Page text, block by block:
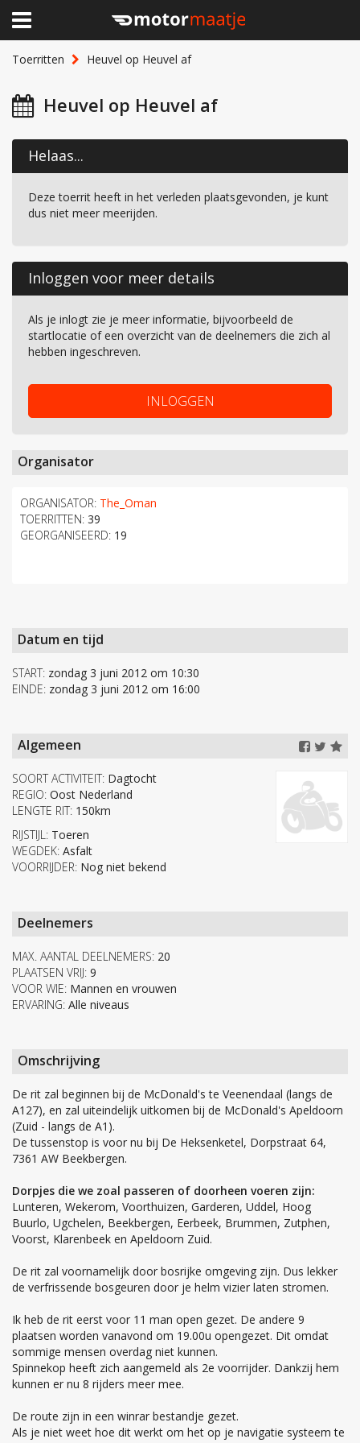
Toerritten Heuvel op Heuvel af
Heuvel op Heuvel af
Helaas...
Deze toerrit heeft in het verleden plaatsgevonden, je kunt
dus niet meer meerijden.
Inloggen voor meer details
Als je inlogt zie je meer informatie, bijvoorbeeld de
startlocatie of een overzicht van de deelnemers die zich al
hebben ingeschreven.
INLOGGEN
Organisator
ORGANISATOR: The_Oman
TOERRITTEN: 39
GEORGANISEERD: 19
Datum en tijd
START: zondag 3 juni 2012 om 10:30
EINDE: zondag 3 juni 2012 om 16:00
Algemeen
SOORT ACTIVITEIT: Dagtocht
REGIO: Oost Nederland
LENGTE RIT: 150km
RIJSTIJL: Toeren
WEGDEK: Asfalt
VOORRIJDER: Nog niet bekend
Deelnemers
MAX. AANTAL DEELNEMERS: 20
PLAATSEN VRIJ: 9
VOOR WIE: Mannen en vrouwen
ERVARING: Alle niveaus
Omschrijving
De rit zal beginnen bij de McDonald's te Veenendaal (langs de
A127), en zal uiteindelijk uitkomen bij de McDonald's Apeldoorn
(Zuid - langs de A1).
De tussenstop is voor nu bij De Heksenketel, Dorpstraat 64,
7361 AW Beekbergen.
Dorpjes die we zoal passeren of doorheen voeren zijn:
Lunteren, Wekerom, Voorthuizen, Garderen, Uddel, Hoog
Buurlo, Ugchelen, Beekbergen, Eerbeek, Brummen, Zutphen,
Voorst, Klarenbeek en Apeldoorn Zuid.
De rit zal voornamelijk door bosrijke omgeving zijn. Dus lekker
de verfrissende bosgeuren door je helm vizier laten stromen.
Ik heb de rit eerst voor 11 man open gezet. De andere 9
plaatsen worden vanavond om 19.00u opengezet. Dit omdat
sommige mensen overdag niet kunnen.
Spinnekop heeft zich aangemeld als 2e voorrijder. Dankzij hem
kunnen er nu 8 rijders meer mee.
De route zijn in een winrar bestandje gezet.
Als je niet weet hoe dit werkt om het op je navigatie systeem te
×
Home
Clubhuis
Lid worden
Over Motormaatje